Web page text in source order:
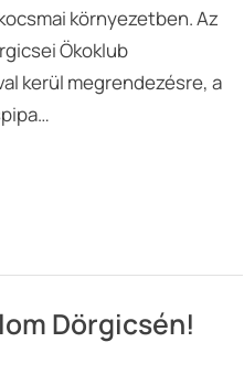
környezetben. Az
Ökoklub
kerül megrendezésre, a
Dörgicsén!